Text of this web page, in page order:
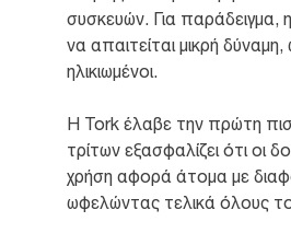
συσκευών. Για παράδειγμα,
να απαιτείται μικρή
ηλικιωμένοι. ​
Η Tork έλαβε την πρώτη
τρίτων εξασφαλίζει ότι οι
χρήση αφορά άτομα με
ωφελώντας τελικά όλους